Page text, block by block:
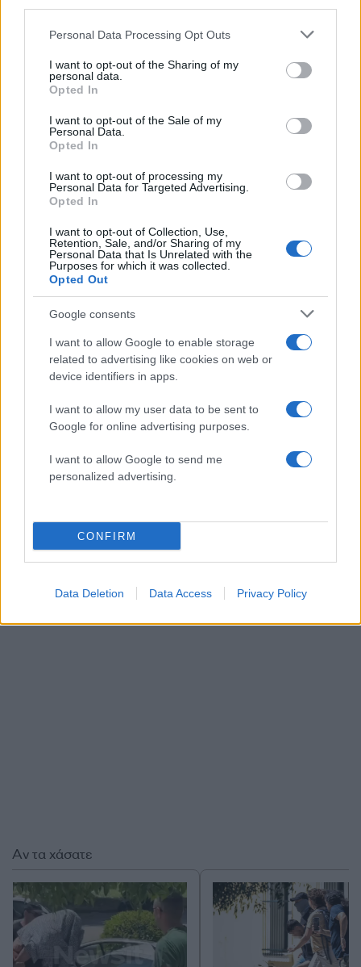
Please note that this website/app uses one or more Google
not limited to your visit or usage behaviour. You may click to
grant or deny consent to Google and its third-party tags to
use your data for below specified purposes in below Google
consent section.
Personal Data Processing Opt Outs
I want to opt-out of the Sharing of my
personal data.
Opted In
I want to opt-out of the Sale of my
Personal Data.
Opted In
I want to opt-out of processing my
Personal Data for Targeted Advertising.
Opted In
I want to opt-out of Collection, Use,
Retention, Sale, and/or Sharing of my
Personal Data that Is Unrelated with the
Purposes for which it was collected.
Opted Out
Google consents
I want to allow Google to enable storage
related to advertising like cookies on web or
device identifiers in apps.
I want to allow my user data to be sent to
Google for online advertising purposes.
I want to allow Google to send me
personalized advertising.
CONFIRM
Data Deletion Data Access Privacy Policy
είχε ξεκινήσει να εργάζεται για τη σεζόν ενώ
παράλληλα έδινε και για την εξεταστική της στο
«Υπήρχαν ημερομηνίες covid, όποιος κολλούσε
πήγαινε άλλες ημερομηνίες να δώσει. Τώρα
αυτό καταργήθηκε και επομένως μου είπαν ή
να κάνω. Δεν μπορώ να το αφήσω» εξηγεί.
Η Λιμενική Αρχή διενεργεί προανάκριση ενώ
γίνονται προσπάθειες εντοπισμού του δράστη
που επέβαινε στο σκουρόχρωμα ΙΧ.
Αν τα χάσατε